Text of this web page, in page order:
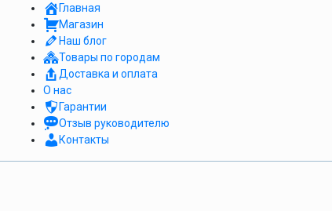
Главная
Магазин
Наш блог
Товары по городам
Доставка и оплата
О нас
Гарантии
Отзыв руководителю
Контакты